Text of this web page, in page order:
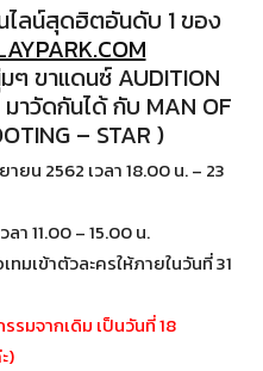
ไลน์สุดฮิตอันดับ 1 ของ
ๆ ขาแดนซ์ AUDITION
มาวัดกันได้ กับ MAN OF
– STAR )
ายน 2562 เวลา 18.00 น. – 23
า 11.00 – 15.00 น.
ทมเข้าตัวละครให้ภายในวันที่ 31
รมจากเดิม เป็นวันที่ 18
)